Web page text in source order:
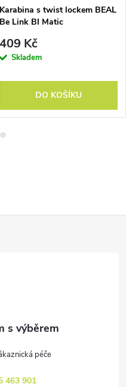
Karabina s twist lockem BEAL
Be Link BI Matic
409 Kč
Skladem
DO KOŠÍKU
463 901